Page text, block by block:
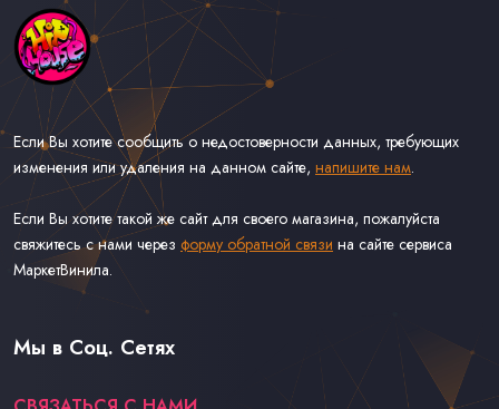
Если Вы хотите сообщить о недостоверности данных, требующих
изменения или удаления на данном сайте, напишите нам.
Если Вы хотите такой же сайт для своего магазина, пожалуйста
свяжитесь с нами через форму обратной связи на сайте сервиса
МаркетВинила.
Каталог Музыки на Виниле В Наличии
Доставка и Оплата
Мы в Соц. Сетях